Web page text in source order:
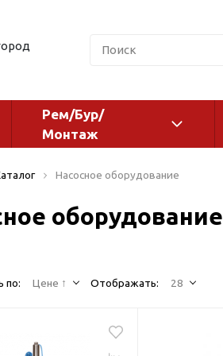
и адаптеры
Рем/Бур/
Монтаж
Насосное оборудование
оборудование
по: Цене ↑ Отображать: 28